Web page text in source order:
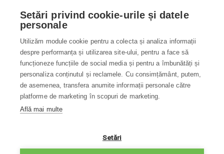
Cum cumpăr
Contact
Contactați-ne
info@robotworld.ro
031 22 97 010
Setări privind cookie-urile și datele
personale
Utilizăm module cookie pentru a colecta și analiza informații
despre performanța și utilizarea site-ului, pentru a face să
funcționeze funcțiile de social media și pentru a îmbunătăți și
personaliza conținutul și reclamele. Cu consimțământ, putem,
de asemenea, transfera anumite informații personale către
platforme de marketing în scopuri de marketing.
Află mai multe
Setări